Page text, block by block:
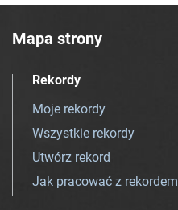
Mapa strony
Rekordy
Moje rekordy
Wszystkie rekordy
Utwórz rekord
Jak pracować z rekordem